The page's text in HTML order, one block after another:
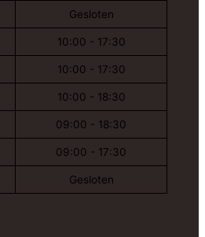
Gesloten
10:00 - 17:30
10:00 - 17:30
10:00 - 18:30
09:00 - 18:30
09:00 - 17:30
Gesloten